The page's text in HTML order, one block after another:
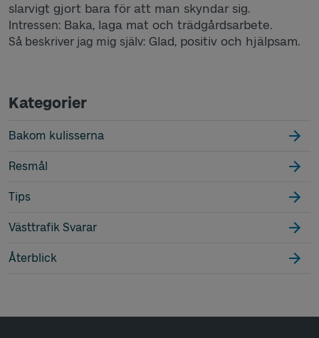
slarvigt gjort bara för att man skyndar sig.
Intressen: Baka, laga mat och trädgårdsarbete.
Så beskriver jag mig själv: Glad, positiv och hjälpsam.
Kategorier
Bakom kulisserna
Resmål
Tips
Västtrafik Svarar
Återblick